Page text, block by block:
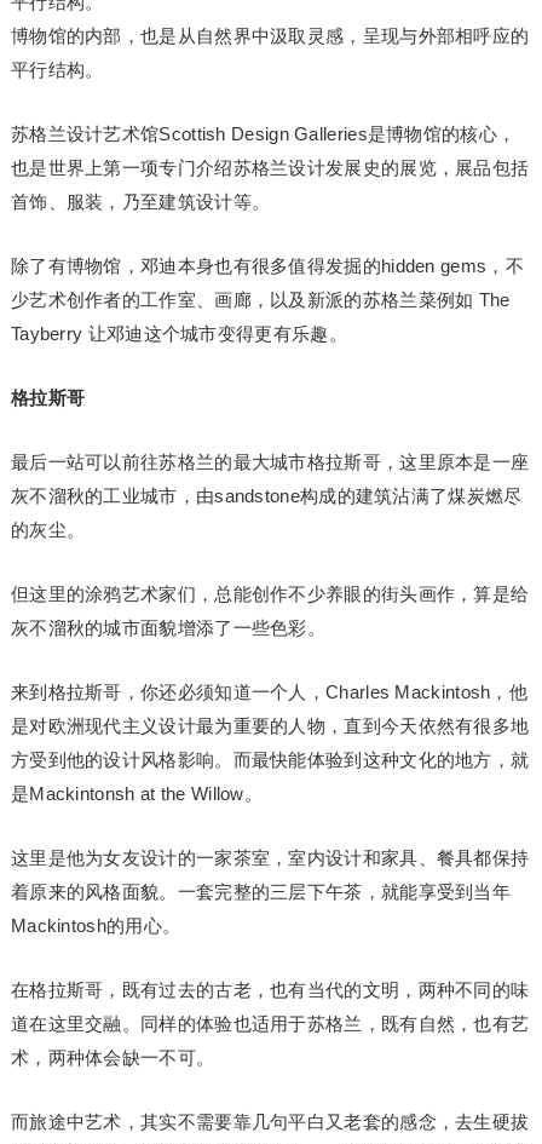
博物馆的内部，也是从自然界中汲取灵感，呈现与外部相呼应的
平行结构。
苏格兰设计艺术馆Scottish Design Galleries是博物馆的核心，
也是世界上第一项专门介绍苏格兰设计发展史的展览，展品包括
首饰、服装，乃至建筑设计等。
除了有博物馆，邓迪本身也有很多值得发掘的hidden gems，不
少艺术创作者的工作室、画廊，以及新派的苏格兰菜例如 The
Tayberry 让邓迪这个城市变得更有乐趣。
格拉斯哥
最后一站可以前往苏格兰的最大城市格拉斯哥，这里原本是一座
灰不溜秋的工业城市，由sandstone构成的建筑沾满了煤炭燃尽
的灰尘。
但这里的涂鸦艺术家们，总能创作不少养眼的街头画作，算是给
灰不溜秋的城市面貌增添了一些色彩。
来到格拉斯哥，你还必须知道一个人，Charles Mackintosh，他
是对欧洲现代主义设计最为重要的人物，直到今天依然有很多地
方受到他的设计风格影响。而最快能体验到这种文化的地方，就
是Mackintonsh at the Willow。
这里是他为女友设计的一家茶室，室内设计和家具、餐具都保持
着原来的风格面貌。一套完整的三层下午茶，就能享受到当年
Mackintosh的用心。
在格拉斯哥，既有过去的古老，也有当代的文明，两种不同的味
道在这里交融。同样的体验也适用于苏格兰，既有自然，也有艺
术，两种体会缺一不可。
而旅途中艺术，其实不需要靠几句平白又老套的感念，去生硬拔